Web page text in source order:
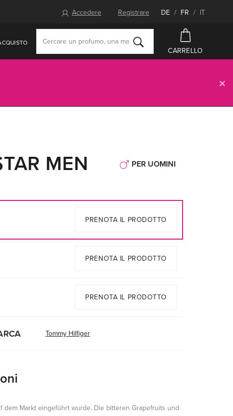
Accedere Registrare DE / FR / IT
CARRELLO
PER UOMINI
MEN
PRENOTA IL PRODOTTO
PRENOTA IL PRODOTTO
PRENOTA IL PRODOTTO
Tommy Hilfiger
Markt eingeführt wurde. Die bitteren Grapefruits und